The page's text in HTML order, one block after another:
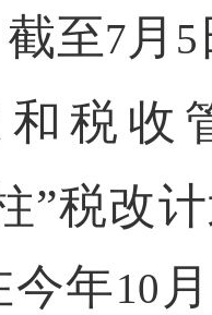
至7 月 5
税收
”税改
今年10